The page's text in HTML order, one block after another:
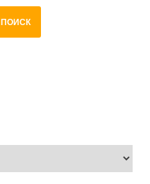
ПОИСК